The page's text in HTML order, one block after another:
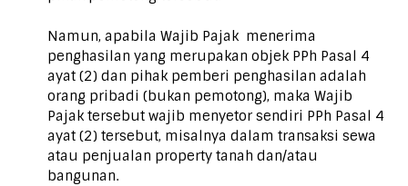
Namun, apabila Wajib Pajak menerima
penghasilan yang merupakan objek PPh Pasal 4
ayat (2) dan pihak pemberi penghasilan adalah
orang pribadi (bukan pemotong), maka Wajib
Pajak tersebut wajib menyetor sendiri PPh Pasal 4
ayat (2) tersebut, misalnya dalam transaksi sewa
atau penjualan property tanah dan/atau
bangunan.